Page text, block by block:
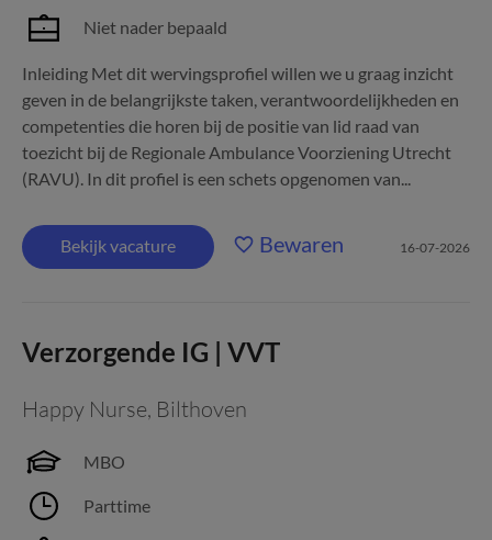
Niet nader bepaald
Inleiding Met dit wervingsprofiel willen we u graag inzicht
geven in de belangrijkste taken, verantwoordelijkheden en
competenties die horen bij de positie van lid raad van
toezicht bij de Regionale Ambulance Voorziening Utrecht
(RAVU). In dit profiel is een schets opgenomen van...
Bekijk vacature Bewaren 16-07-2026
Verzorgende IG | VVT
Happy Nurse, Bilthoven
MBO
Parttime